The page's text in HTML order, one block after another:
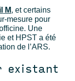
M, et certains
mesure pour
Une
et HPST a été
de l’ARS.
existant